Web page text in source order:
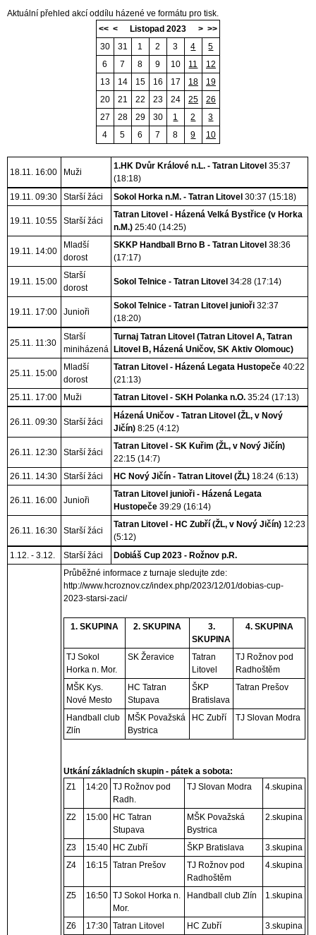
Aktuální přehled akcí oddílu házené ve formátu pro tisk.
<< < > >>
Listopad 2023
30
31 1 2 3 4
5
6
7 8 9 10 11
12
13
14 15 16 17 18
19
20
21 22 23 24 25
26
27
28 29 30 1 2
3
4
5 6 7 8 9 10
18.11. 16:00 Muži
1.HK Dvůr Králové n.L. - Tatran Litovel 35:37
(18:18)
19.11. 09:30
Starší žáci Sokol Horka n.M. - Tatran Litovel 30:37 (15:18)
19.11. 10:55 Starší žáci
Tatran Litovel - Házená Velká Bystřice (v Horka
n.M.) 25:40 (14:25)
19.11. 14:00
Mladší
dorost
SKKP Handball Brno B - Tatran Litovel 38:36
(17:17)
19.11. 15:00
Starší
dorost
Sokol Telnice - Tatran Litovel 34:28 (17:14)
19.11. 17:00 Junioři
Sokol Telnice - Tatran Litovel junioři 32:37
(18:20)
25.11. 11:30
Starší
miniházená
Turnaj Tatran Litovel (Tatran Litovel A, Tatran
Litovel B, Házená Uničov, SK Aktiv Olomouc)
25.11. 15:00
Mladší
dorost
Tatran Litovel - Házená Legata Hustopeče 40:22
(21:13)
25.11. 17:00
Muži Tatran Litovel - SKH Polanka n.O. 35:24 (17:13)
26.11. 09:30 Starší žáci
Házená Uničov - Tatran Litovel (ŽL, v Nový
Jičín) 8:25 (4:12)
26.11. 12:30 Starší žáci
Tatran Litovel - SK Kuřim (ŽL, v Nový Jičín)
22:15 (14:7)
26.11. 14:30
Starší žáci HC Nový Jičín - Tatran Litovel (ŽL) 18:24 (6:13)
26.11. 16:00 Junioři
Tatran Litovel junioři - Házená Legata
Hustopeče 39:29 (16:14)
26.11. 16:30 Starší žáci
Tatran Litovel - HC Zubří (ŽL, v Nový Jičín) 12:23
(5:12)
1.12. - 3.12.
Starší žáci
Dobiáš Cup 2023 - Rožnov p.R.
Průběžné informace z turnaje sledujte zde:
http://www.hcroznov.cz/index.php/2023/12/01/dobias-cup-
2023-starsi-zaci/
1. SKUPINA 2. SKUPINA
3.
SKUPINA
4. SKUPINA
TJ Sokol
Horka n. Mor.
SK Žeravice
Tatran
Litovel
TJ Rožnov pod
Radhoštěm
MŠK Kys.
Nové Mesto
HC Tatran
Stupava
ŠKP
Bratislava
Tatran Prešov
Handball club
Zlín
MŠK Považská
Bystrica
HC Zubří TJ Slovan Modra
Utkání základních skupin - pátek a sobota:
Z1
14:20 TJ Rožnov pod
Radh.
TJ Slovan Modra 4.skupina
Z2 15:00
HC Tatran
Stupava
MŠK Považská
Bystrica
2.skupina
Z3 15:40 HC Zubří ŠKP Bratislava
3.skupina
Z4
16:15 Tatran Prešov
TJ Rožnov pod
Radhoštěm
4.skupina
Z5 16:50 TJ Sokol Horka n.
Mor.
Handball club Zlín 1.skupina
Z6 17:30 Tatran Litovel HC Zubří
3.skupina